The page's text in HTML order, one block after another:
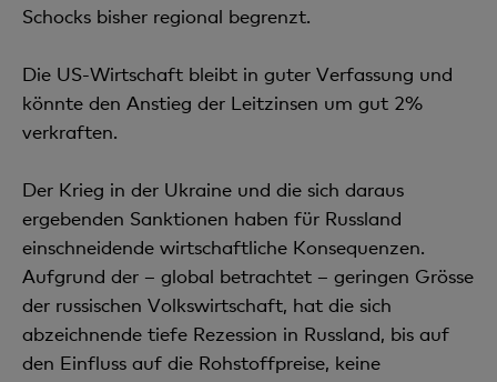
Schocks bisher regional begrenzt.
Die US-Wirtschaft bleibt in guter Verfassung und
könnte den Anstieg der Leitzinsen um gut 2%
verkraften.
Der Krieg in der Ukraine und die sich daraus
ergebenden Sanktionen haben für Russland
einschneidende wirtschaftliche Konsequenzen.
Aufgrund der – global betrachtet – geringen Grösse
der russischen Volkswirtschaft, hat die sich
abzeichnende tiefe Rezession in Russland, bis auf
den Einfluss auf die Rohstoffpreise, keine